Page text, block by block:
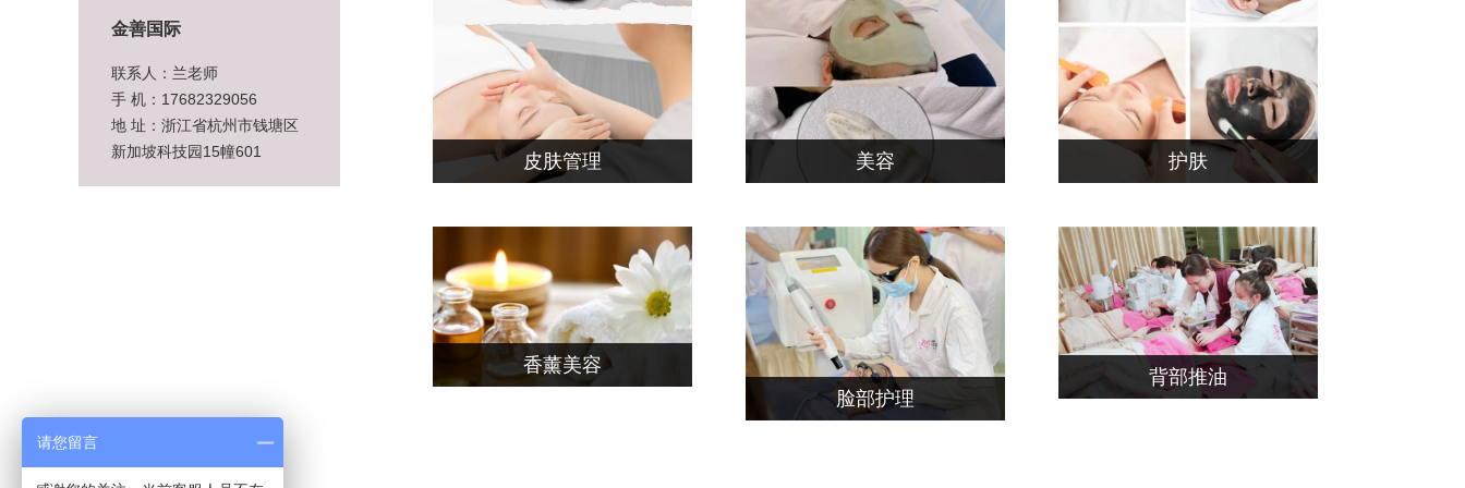
金善国际
联系人：兰老师
手 机：17682329056
地 址：浙江省杭州市钱塘区
新加坡科技园15幢601
皮肤管理 美容 护肤
香薰美容
脸部护理
背部推油
请您留言